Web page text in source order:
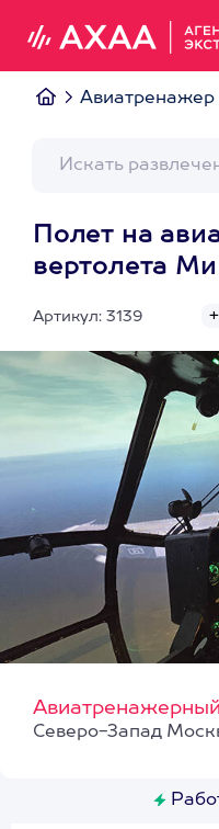
Авиатренажер
Полет на
вертолета
Артикул: 3139
Северо-Запад